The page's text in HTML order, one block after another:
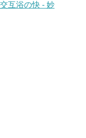
互浴の快 - 妙